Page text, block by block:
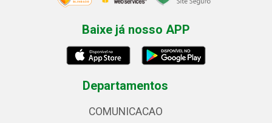
Baixe já nosso APP
Departamentos
COMUNICACAO